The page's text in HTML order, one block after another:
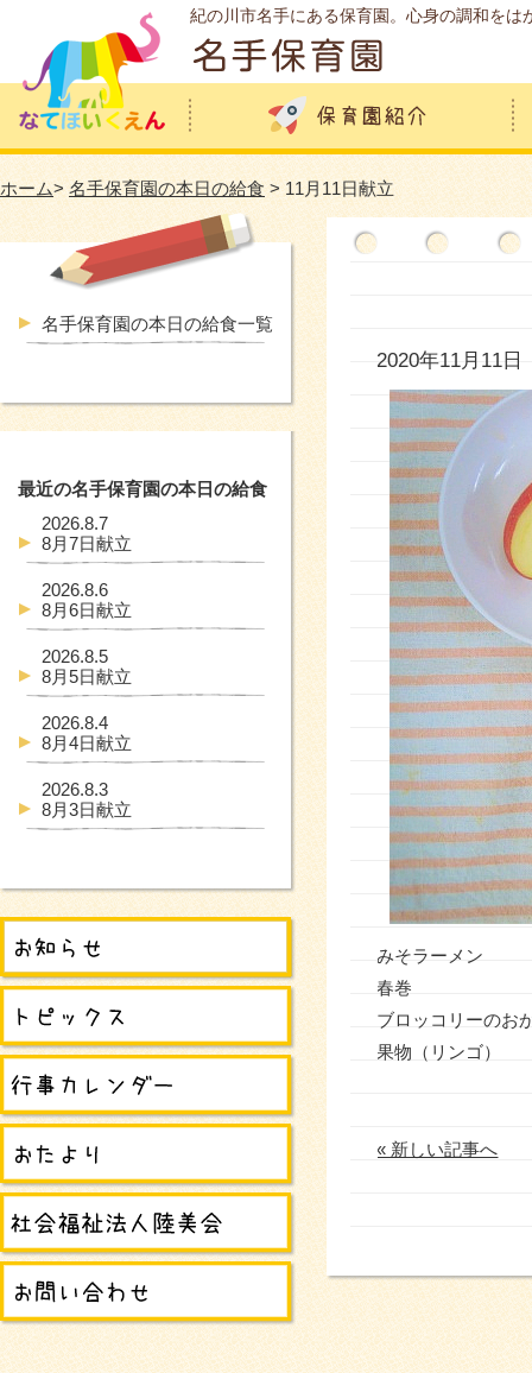
紀の川市名手にある保育園。心身の調和を
ホーム> 名手保育園の本日の給食 > 11月11日献立
2020年11月11日
みそラーメン
春巻
ブロッコリーの
果物（リンゴ）
« 新しい記事へ
名手保育園の本日の給食一覧
最近の名手保育園の本日の給食
2026.8.7
8月7日献立
2026.8.6
8月6日献立
2026.8.5
8月5日献立
2026.8.4
8月4日献立
2026.8.3
8月3日献立